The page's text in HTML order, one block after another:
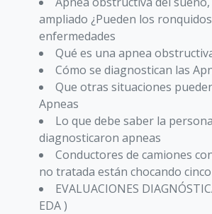
ampliado ¿Pueden los
enfermedades
Qué es una apnea
Cómo se diagnostican las
Que otras situaciones
Apneas
Lo que debe saber la
diagnosticaron apneas
Conductores de camiones
no tratada están chocando
EVALUACIONES
EDA )